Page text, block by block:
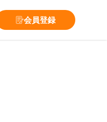
会員登録